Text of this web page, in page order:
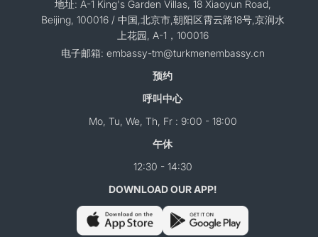
地址: A-1 King's Garden Villas, 18 Xiaoyun Road,
Beijing, 100016 / 中国,北京市,朝阳区霄云路18号,京润水
上花园, A-1，100016
电子邮箱: embassy-tm@turkmenembassy.cn
预约
呼叫中心
Mo, Tu, We, Th, Fr : 9:00 - 18:00
午休
12:30 - 14:30
DOWNLOAD OUR APP!